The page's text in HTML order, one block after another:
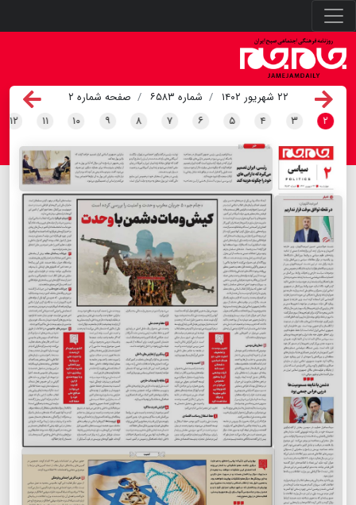
۲۲ شهریور ۱۴۰۲ شماره ۶۵۸۳
صفحه شماره ۲
۲ ۳ ۴ ۵ ۶ ۷ ۸ ۹ ۱۰ ۱۱ ۱۲